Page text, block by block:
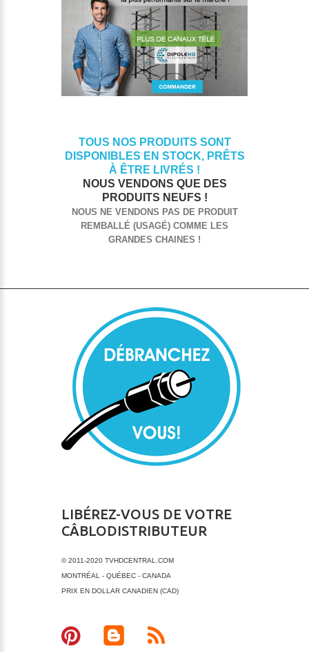
TOUS NOS PRODUITS SONT
DISPONIBLES EN STOCK, PRÊTS
À ÊTRE LIVRÉS !
NOUS VENDONS QUE DES
PRODUITS NEUFS !
NOUS NE VENDONS PAS DE PRODUIT
REMBALLÉ (USAGÉ) COMME LES
GRANDES CHAINES !
LIBÉREZ-VOUS DE VOTRE
CÂBLODISTRIBUTEUR
© 2011-2020 TVHDCENTRAL.COM
MONTRÉAL - QUÉBEC - CANADA
PRIX EN DOLLAR CANADIEN (CAD)